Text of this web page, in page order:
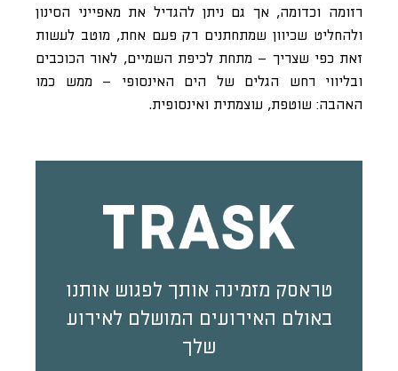
רזומה וכדומה, אך גם ניתן להגדיל את מאפייני הסינון
ולהחליט שכיוון שמתחתנים רק פעם אחת, מוטב לעשות
זאת כפי שצריך – מתחת לכיפת השמיים, לאור הכוכבים
ובליווי רחש הגלים של הים האינסופי – ממש כמו
האהבה: שוטפת, עוצמתית ואינסופית.
טראסק מזמינה אותך לפגוש אותנו
באולם האירועים המושלם לאירוע
שלך